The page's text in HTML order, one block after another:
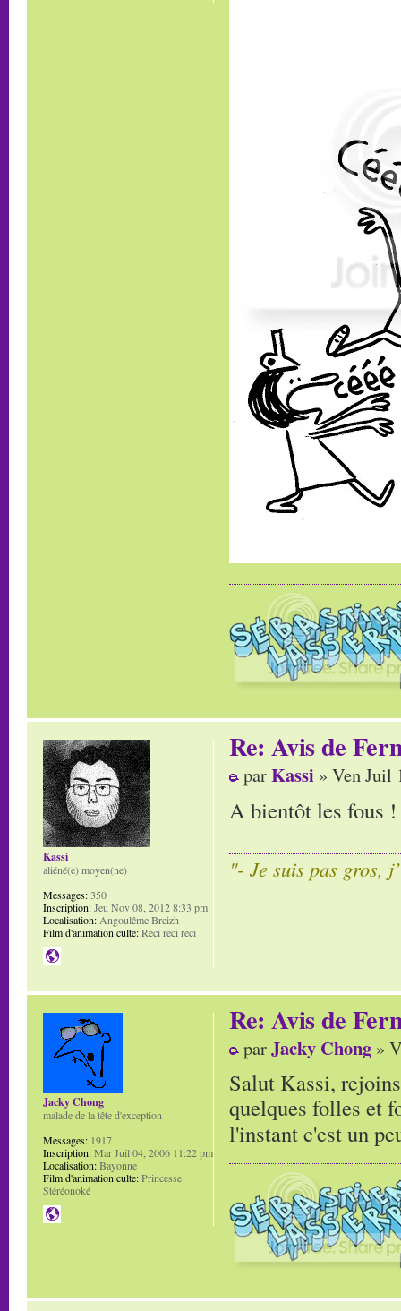
Re: Avis de
parKassi » Ven Juil
A bientôt les fous !
"- Je suis pas gros,
Kassi
aliéné(e) moyen(ne)
Messages:350
Inscription:Jeu Nov 08, 2012 8:33 pm
Localisation: Angoulême Breizh
Film d'animation culte:Reci reci reci
Re: Avis de
parJacky Chong »
Salut Kassi,
quelques folles et
l'instant c'est un
Jacky Chong
malade de la tête d'exception
Messages: 1917
Inscription:Mar Juil 04, 2006 11:22 pm
Localisation:Bayonne
Film d'animation culte:Princesse
Stéréonoké